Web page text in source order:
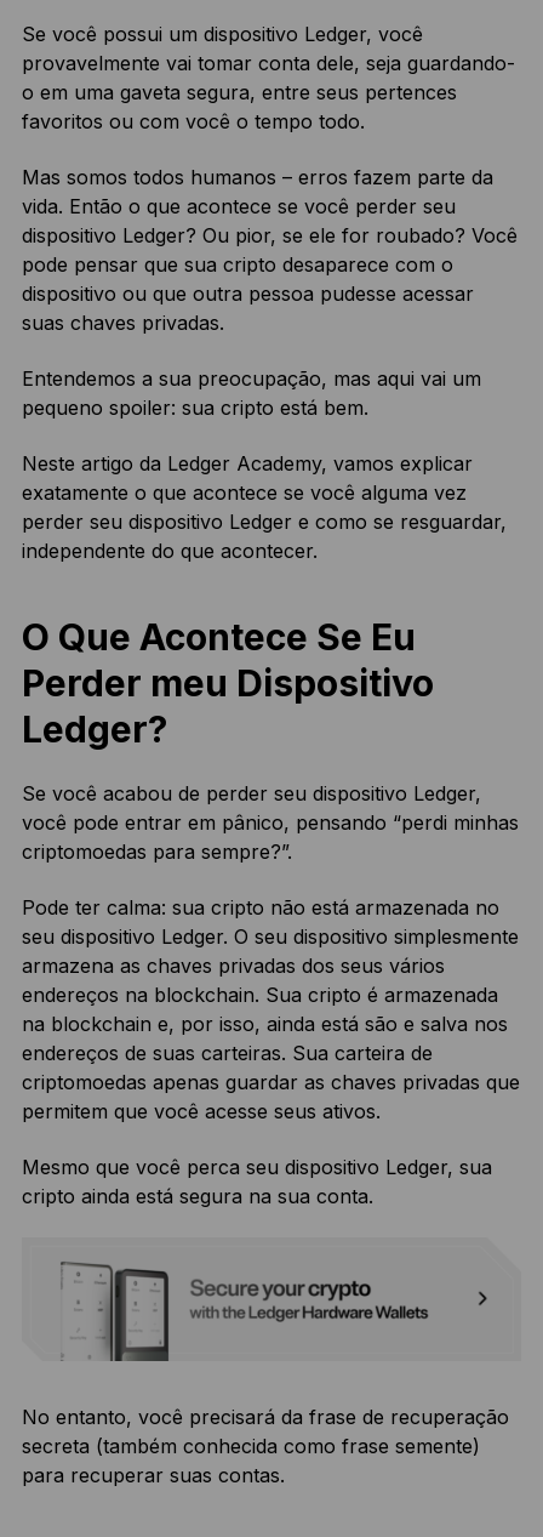
Se você possui um dispositivo Ledger, você
provavelmente vai tomar conta dele, seja guardando-
o em uma gaveta segura, entre seus pertences
favoritos ou com você o tempo todo.
Mas somos todos humanos – erros fazem parte da
vida. Então o que acontece se você perder seu
dispositivo Ledger? Ou pior, se ele for roubado? Você
pode pensar que sua cripto desaparece com o
dispositivo ou que outra pessoa pudesse acessar
suas chaves privadas.
Entendemos a sua preocupação, mas aqui vai um
pequeno spoiler: sua cripto está bem.
Neste artigo da Ledger Academy, vamos explicar
exatamente o que acontece se você alguma vez
perder seu dispositivo Ledger e como se resguardar,
independente do que acontecer.
O Que Acontece Se Eu
Perder meu Dispositivo
Ledger?
Se você acabou de perder seu dispositivo Ledger,
você pode entrar em pânico, pensando “perdi minhas
criptomoedas para sempre?”.
Pode ter calma: sua cripto não está armazenada no
seu dispositivo Ledger. O seu dispositivo simplesmente
armazena as chaves privadas dos seus vários
endereços na blockchain. Sua cripto é armazenada
na blockchain e, por isso, ainda está são e salva nos
endereços de suas carteiras. Sua carteira de
criptomoedas apenas guardar as chaves privadas que
permitem que você acesse seus ativos.
Mesmo que você perca seu dispositivo Ledger, sua
cripto ainda está segura na sua conta.
No entanto, você precisará da frase de recuperação
secreta (também conhecida como frase semente)
para recuperar suas contas.